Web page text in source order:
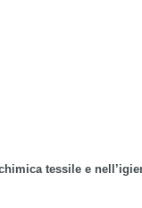
tessile e